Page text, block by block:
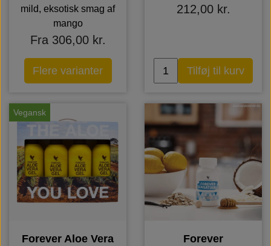
mild, eksotisk smag af
mango
Fra 306,00 kr.
Flere varianter
212,00 kr.
Tilføj til kurv
Vegansk
Forever Aloe Vera
Forever